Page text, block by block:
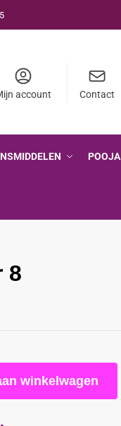
account Contact
POOJA
8
winkelwagen